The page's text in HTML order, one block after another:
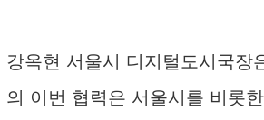
강옥현 서울시 디지털도시국장
의 이번 협력은 서울시를 비롯